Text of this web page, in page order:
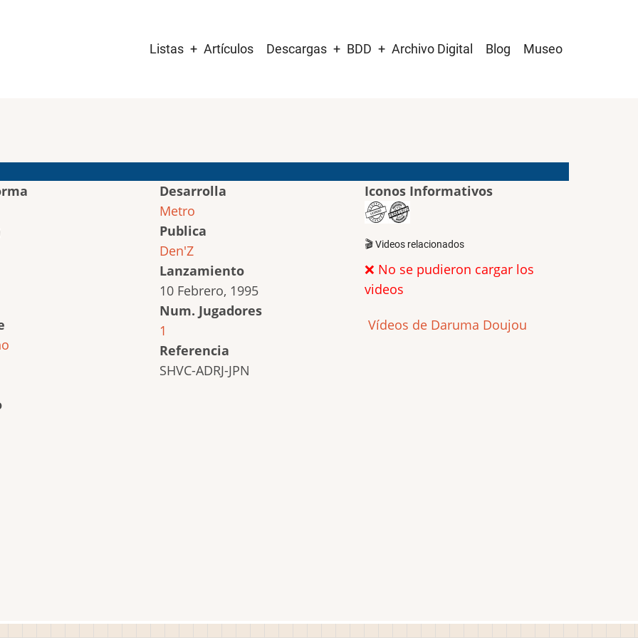
navigation
Listas Artículos Descargas BDD Archivo Digital Blog Museo
Desarrolla
Metro
Publica
Den'Z
Lanzamiento
10 Febrero, 1995
Num. Jugadores
1
Referencia
SHVC-ADRJ-JPN
Iconos Informativos
🎬 Videos relacionados
❌ No se pudieron cargar los
videos
Vídeos de Daruma Doujou